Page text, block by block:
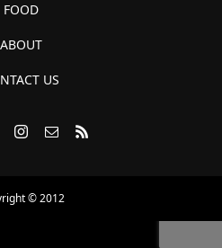
FOOD
ABOUT
US
© 2012